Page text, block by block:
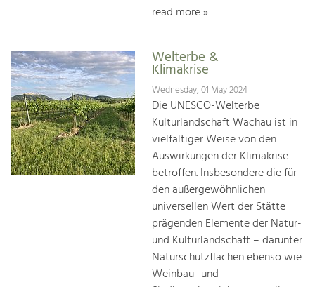
Increase in Regional Value Added.
read more »
Welterbe &
Klimakrise
Wednesday, 01 May 2024
Die UNESCO-Welterbe
Kulturlandschaft Wachau ist in
vielfältiger Weise von den
Auswirkungen der Klimakrise
betroffen. Insbesondere die für
den außergewöhnlichen
universellen Wert der Stätte
prägenden Elemente der Natur-
und Kulturlandschaft – darunter
Naturschutzflächen ebenso wie
Weinbau- und